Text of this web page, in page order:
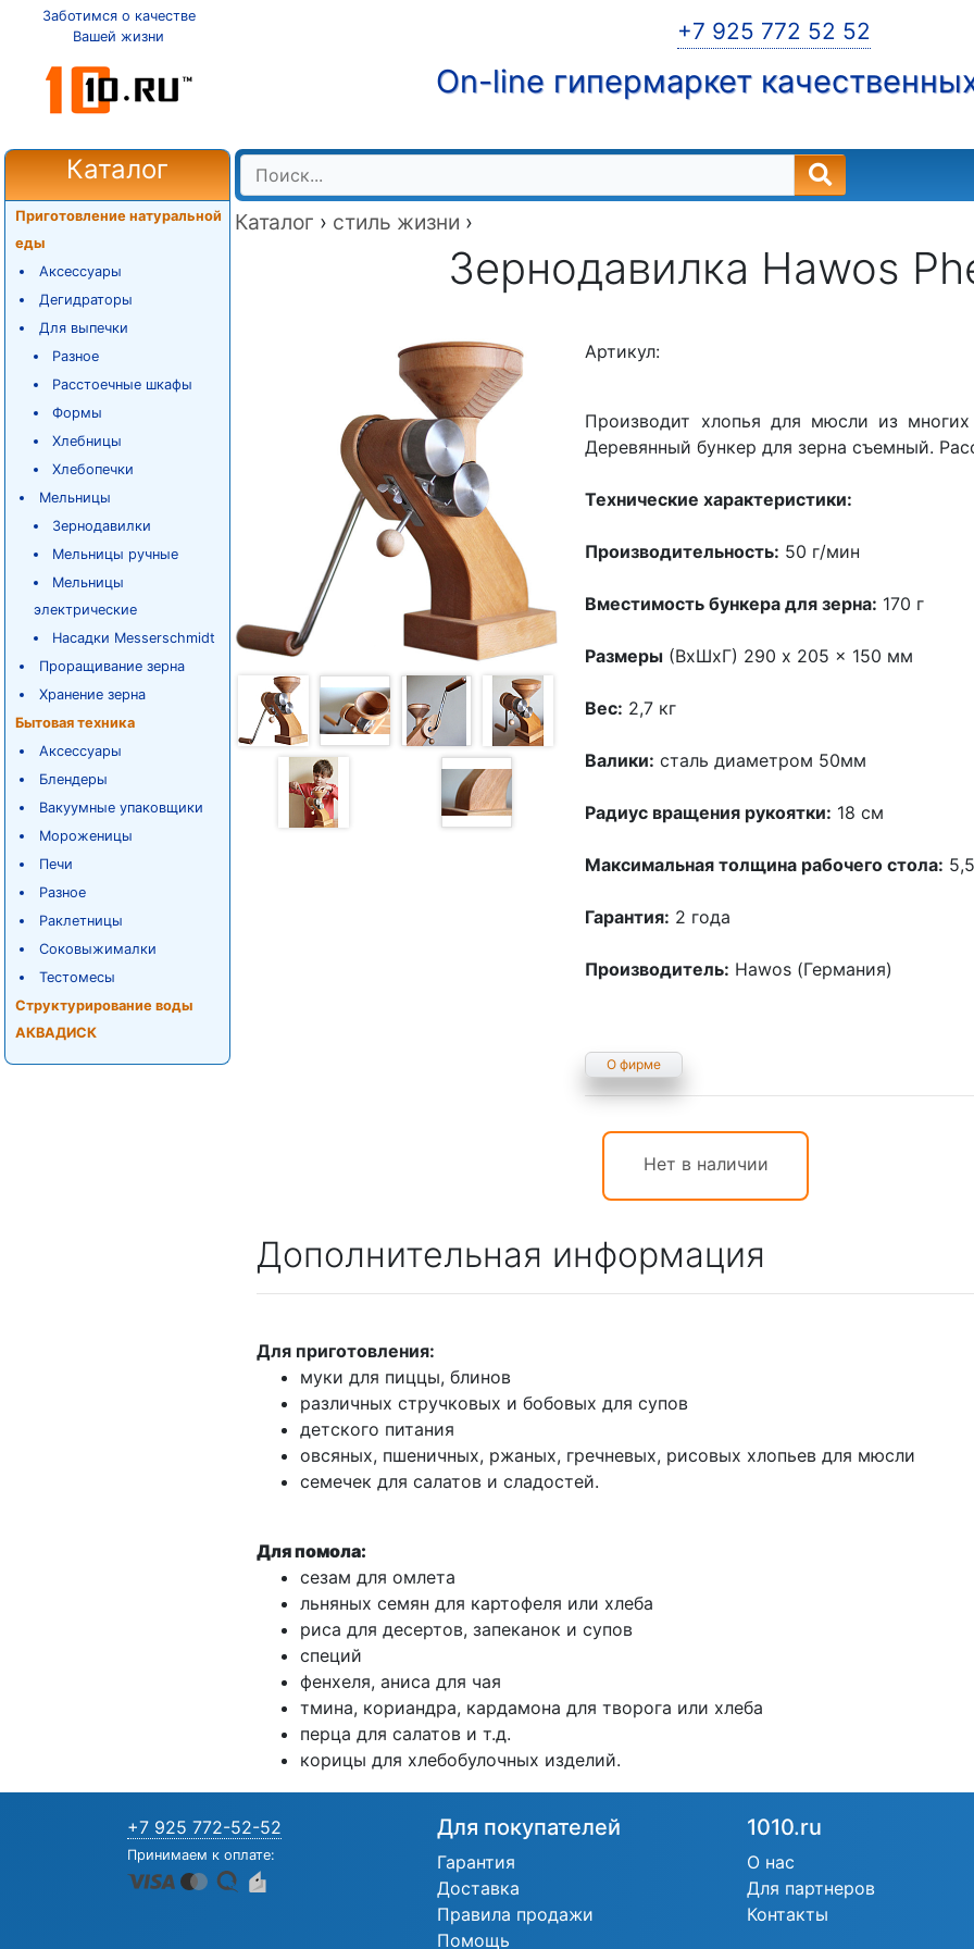
Заботимся о качестве
Вашей жизни
+7 925 772 52 52
On-line гипермаркет
Каталог
Приготовление натуральной
еды
Аксессуары
Дегидраторы
Для выпечки
Разное
Расстоечные шкафы
Формы
Хлебницы
Хлебопечки
Мельницы
Зернодавилки
Мельницы ручные
Мельницы
электрические
Насадки Messerschmidt
Проращивание зерна
Хранение зерна
Бытовая техника
Аксессуары
Блендеры
Вакуумные упаковщики
Мороженицы
Печи
Разное
Раклетницы
Соковыжималки
Тестомесы
Структурирование воды
АКВАДИСК
Каталог › стиль жизни ›
Зернодавилка Hawos
Артикул:
Производит хлопья для мюсли из
Деревянный бункер для зерна съемный.
Технические характеристики:
Производительность: 50 г/мин
Вместимость бункера для зерна: 170 г
Размеры (ВxШxГ) 290 x 205 x 150 мм
Вес: 2,7 кг
Валики: сталь диаметром 50мм
Радиус вращения рукоятки: 18 см
Максимальная толщина рабочего стола:
Гарантия: 2 года
Производитель: Hawos (Германия)
О фирме
Нет в наличии
Дополнительная информация
Для приготовления:
муки для пиццы, блинов
различных стручковых и бобовых для супов
детского питания
овсяных, пшеничных, ржаных, гречневых, рисовых хлопьев для мюсли
семечек для салатов и сладостей.
Для помола:
сезам для омлета
льняных семян для картофеля или хлеба
риса для десертов, запеканок и супов
специй
фенхеля, аниса для чая
тмина, кориандра, кардамона для творога или хлеба
перца для салатов и т.д.
корицы для хлебобулочных изделий.
+7 925 772-52-52
Принимаем к оплате:
Для покупателей
Гарантия
Доставка
Правила продажи
Помощь
1010.ru
О нас
Для партнеров
Контакты